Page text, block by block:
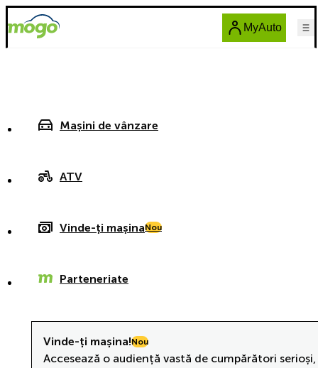
MyAuto
Mașini de vânzare
ATV
Vinde-ți mașinaNou
Parteneriate
Vinde-ți mașina!Nou
Accesează o audiență vastă de cumpărători